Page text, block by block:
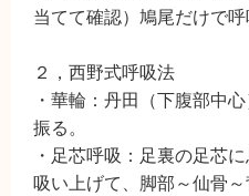
当てて確認）鳩尾だけで呼
２，西野式呼吸法
・華輪：丹田（下腹部中
振る。
・足芯呼吸：足裏の足芯
吸い上げて、脚部～仙骨